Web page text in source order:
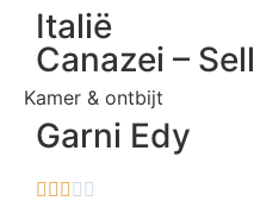
Italië
Canazei –
Kamer & ontbijt
Garni Edy
    